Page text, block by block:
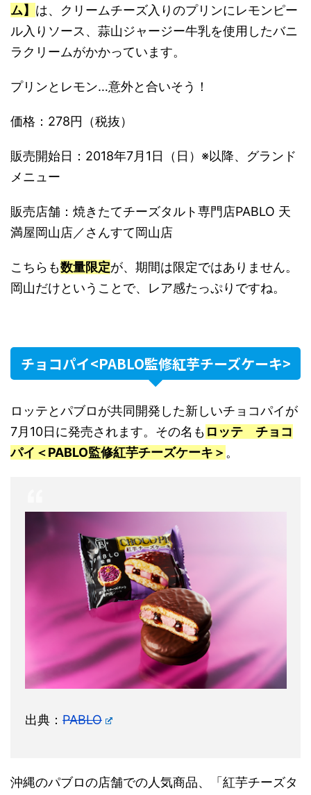
ム】 は、クリームチーズ入りのプリンにレモンピー
ル入りソース、蒜山ジャージー牛乳を使用したバニ
ラクリームがかかっています。
プリンとレモン…意外と合いそう！
価格：278円（税抜）
販売開始日：2018年7月1日（日）※以降、グランド
メニュー
販売店舗：焼きたてチーズタルト専門店PABLO 天
満屋岡山店／さんすて岡山店
こちらも数量限定が、期間は限定ではありません。
岡山だけということで、レア感たっぷりですね。
チョコパイ<PABLO監修紅芋チーズケーキ>
ロッテとパブロが共同開発した新しいチョコパイが
7月10日に発売されます。その名も ロッテ チョコ
パイ＜PABLO監修紅芋チーズケーキ＞ 。
出典： PABLO
沖縄のパブロの店舗での人気商品、「紅芋チーズタ